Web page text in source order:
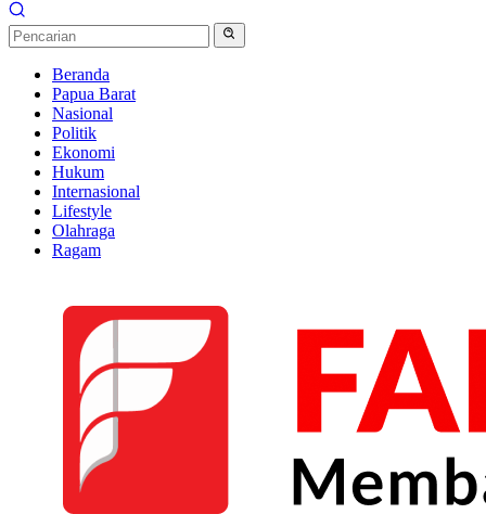
Beranda
Papua Barat
Nasional
Politik
Ekonomi
Hukum
Internasional
Lifestyle
Olahraga
Ragam